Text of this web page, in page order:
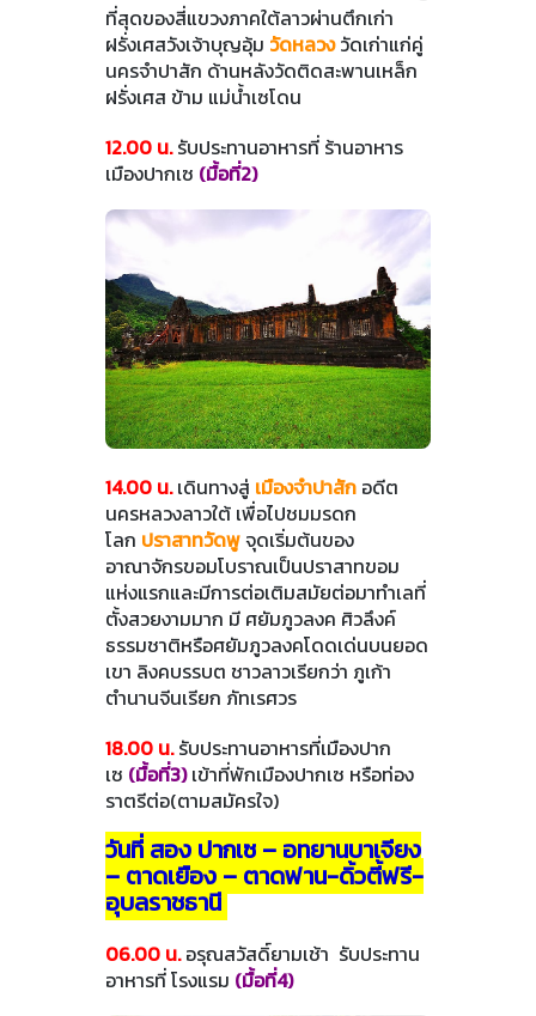
ที่สุดของสี่แขวงภาคใต้ลาวผ่านตึกเก่า
ฝรั่งเศสวังเจ้าบุญอุ้ม วัดหลวงวัดเก่าแก่คู่
นครจำปาสัก ด้านหลังวัดติดสะพานเหล็ก
ฝรั่งเศส ข้าม แม่น้ำเซโดน
12.00 น.รับประทานอาหารที่ ร้านอาหาร
เมืองปากเซ (มื้อที่2)
14.00 น.เดินทางสู่ เมืองจำปาสัก อดีต
นครหลวงลาวใต้ เพื่อไปชมมรดก
โลก ปราสาทวัดพูจุดเริ่มต้นของ
อาณาจักรขอมโบราณเป็นปราสาทขอม
แห่งแรกและมีการต่อเติมสมัยต่อมาทำเลที่
ตั้งสวยงามมาก มี ศยัมภูวลงค ศิวลึงค์
ธรรมชาติหรือศยัมภูวลงคโดดเด่นบนยอด
เขา ลิงคบรรบต ชาวลาวเรียกว่า ภูเก้า
ตำนานจีนเรียก ภัทเรศวร
18.00 น.รับประทานอาหารที่เมืองปาก
เซ (มื้อที่3)เข้าที่พักเมืองปากเซ หรือท่อง
ราตรีต่อ(ตามสมัครใจ)
วันที่ สอง ปากเซ – อุทยานบาเจียง
– ตาดเยือง – ตาดฟาน-ดิ้วตี้ฟรี-
อุบลราชธานี
06.00 น.อรุณสวัสดิ์ยามเช้า รับประทาน
อาหารที่ โรงแรม (มื้อที่4)